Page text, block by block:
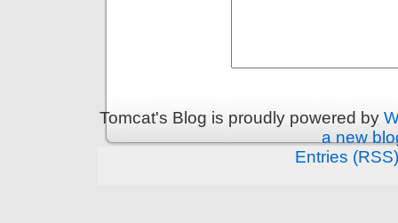
Tomcat's Blog is proudly powered by
a new
Entries (RSS)